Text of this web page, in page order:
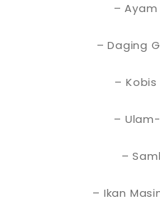
–
– Daging
–
–
–
– Ikan